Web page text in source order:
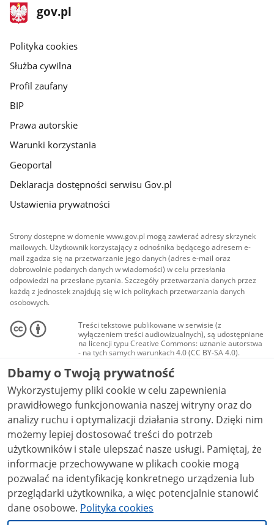
stopka
gov.pl
Strona
gov.pl
gov.pl
Polityka cookies
Służba cywilna
Profil zaufany
BIP
Prawa autorskie
Warunki korzystania
Geoportal
Deklaracja dostępności serwisu Gov.pl
Ustawienia prywatności
Strony dostępne w domenie www.gov.pl mogą zawierać adresy skrzynek
mailowych. Użytkownik korzystający z odnośnika będącego adresem e-
mail zgadza się na przetwarzanie jego danych (adres e-mail oraz
dobrowolnie podanych danych w wiadomości) w celu przesłania
odpowiedzi na przesłane pytania. Szczegóły przetwarzania danych przez
każdą z jednostek znajdują się w ich politykach przetwarzania danych
osobowych.
Treści tekstowe publikowane w serwisie (z
wyłączeniem treści audiowizualnych), są udostępniane
na licencji typu Creative Commons: uznanie autorstwa
- na tych samych warunkach 4.0 (CC BY-SA 4.0).
Materiały audiowizualne, w tym zdjęcia, materiały
audio i wideo, są udostępniane na licencji typu
Creative Commons: uznanie autorstwa użycie
niekomercyjne - bez utworów zależnych 4.0 (CC BY-
NC-ND 4.0), o ile nie jest to stwierdzone inaczej.
Dbamy o Twoją prywatność
Wykorzystujemy pliki cookie w celu zapewnienia
prawidłowego funkcjonowania naszej witryny oraz do
analizy ruchu i optymalizacji działania strony. Dzięki nim
możemy lepiej dostosować treści do potrzeb
użytkowników i stale ulepszać nasze usługi. Pamiętaj, że
informacje przechowywane w plikach cookie mogą
pozwalać na identyfikację konkretnego urządzenia lub
przeglądarki użytkownika, a więc potencjalnie stanowić
dane osobowe. Polityka cookies